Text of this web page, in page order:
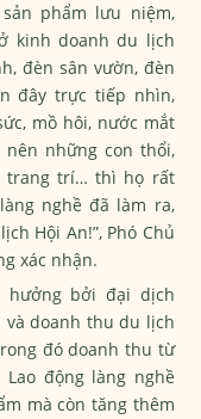
phẩm lưu niệm,
kinh doanh du lịch
đèn sân vườn, đèn
đây trực tiếp nhìn,
mồ hôi, nước mắt
những con thổi,
trang trí… thì họ rất
nghề đã làm ra,
Hội An!”, Phó Chủ
xác nhận.
hưởng bởi đại dịch
và doanh thu du lịch
đó doanh thu từ
động làng nghề
mà còn tăng thêm